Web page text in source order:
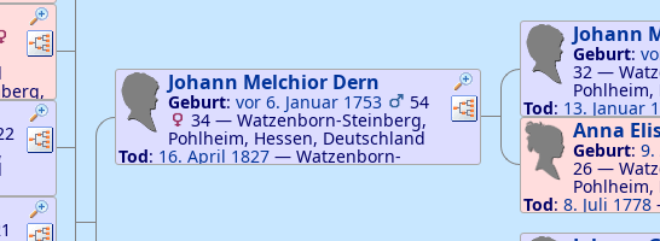
Verknüpfungen
Verknüpfungen
Verknüpfungen
Verknüpfungen
Verknüpfungen
Verknüpfungen
Verknüpfungen
Verknüpfungen
Johann Melchior Dern
Geburt:vor 6. Januar 1753 54
34 — Watzenborn-Steinberg,
Pohlheim, Hessen, Deutschland
Tod: 16. April 1827 —Watzenborn-
Johann
Geburt:
32 —
Pohlheim,
Tod: 13. Januar
Steinberg,
Anna
Geburt: 9.
26 —
Pohlheim,
Tod: 8. Juli 1778